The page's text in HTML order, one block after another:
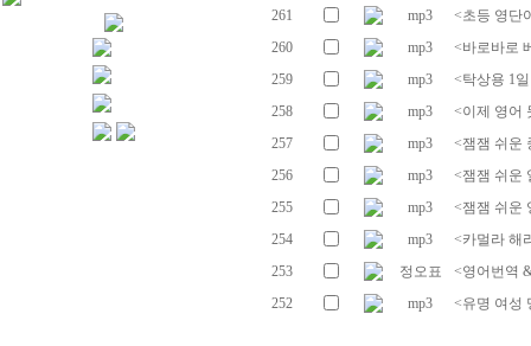
261
mp3
<초등 영단
260
mp3
<바로바로
259
mp3
<탁상용 1
258
mp3
<이제 영어
257
mp3
<잼잼 쉬운
256
mp3
<잼잼 쉬운
255
mp3
<잼잼 쉬운
254
mp3
<카멀라 해
253
정오표
<영어번역
252
mp3 <유명 여성